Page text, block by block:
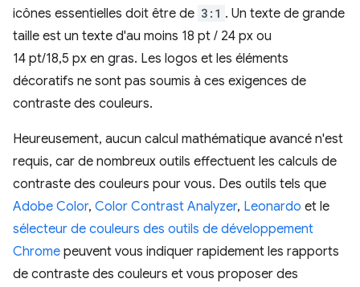
icônes essentielles doit être de 3:1 . Un texte de grande
taille est un texte d'au moins 18 pt / 24 px ou
14 pt/18,5 px en gras. Les logos et les éléments
décoratifs ne sont pas soumis à ces exigences de
contraste des couleurs.
Heureusement, aucun calcul mathématique avancé n'est
requis, car de nombreux outils effectuent les calculs de
contraste des couleurs pour vous. Des outils tels que
Adobe Color, Color Contrast Analyzer, Leonardo et le
sélecteur de couleurs des outils de développement
Chrome peuvent vous indiquer rapidement les rapports
de contraste des couleurs et vous proposer des